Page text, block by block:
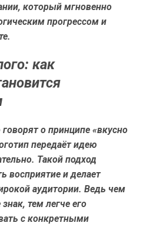
который мгновенно
прогрессом и
как
о принципе «вкусно
передаёт идею
Такой подход
восприятие и делает
аудитории. Ведь чем
тем легче его
с конкретными